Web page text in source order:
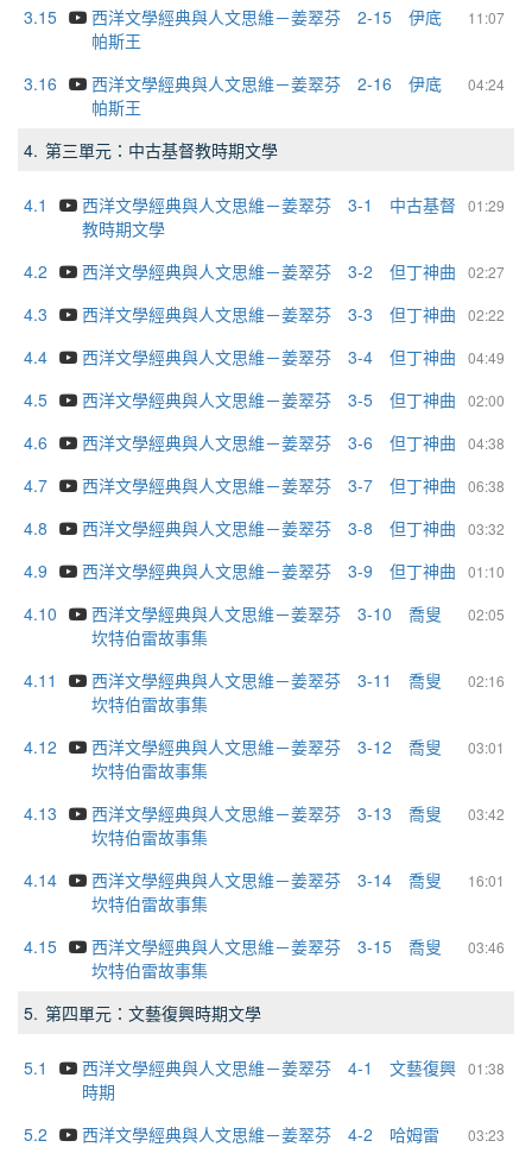
3.15
11:07
西洋文學經典與人文思維－姜翠芬 2-15 伊底
帕斯王
3.16
04:24
西洋文學經典與人文思維－姜翠芬 2-16 伊底
帕斯王
4. 第三單元：中古基督教時期文學
4.1 01:29
西洋文學經典與人文思維－姜翠芬 3-1 中古基督
教時期文學
4.2
02:27
西洋文學經典與人文思維－姜翠芬 3-2 但丁神曲
4.3
02:22
西洋文學經典與人文思維－姜翠芬 3-3 但丁神曲
4.4
04:49
西洋文學經典與人文思維－姜翠芬 3-4 但丁神曲
4.5
02:00
西洋文學經典與人文思維－姜翠芬 3-5 但丁神曲
4.6
04:38
西洋文學經典與人文思維－姜翠芬 3-6 但丁神曲
4.7
06:38
西洋文學經典與人文思維－姜翠芬 3-7 但丁神曲
4.8
03:32
西洋文學經典與人文思維－姜翠芬 3-8 但丁神曲
4.9
01:10
西洋文學經典與人文思維－姜翠芬 3-9 但丁神曲
4.10
02:05
西洋文學經典與人文思維－姜翠芬 3-10 喬叟
坎特伯雷故事集
4.11
02:16
西洋文學經典與人文思維－姜翠芬 3-11 喬叟
坎特伯雷故事集
4.12
03:01
西洋文學經典與人文思維－姜翠芬 3-12 喬叟
坎特伯雷故事集
4.13
03:42
西洋文學經典與人文思維－姜翠芬 3-13 喬叟
坎特伯雷故事集
4.14
16:01
西洋文學經典與人文思維－姜翠芬 3-14 喬叟
坎特伯雷故事集
4.15
03:46
西洋文學經典與人文思維－姜翠芬 3-15 喬叟
坎特伯雷故事集
5. 第四單元：文藝復興時期文學
5.1 01:38
西洋文學經典與人文思維－姜翠芬 4-1 文藝復興
時期
5.2
03:23
西洋文學經典與人文思維－姜翠芬 4-2 哈姆雷